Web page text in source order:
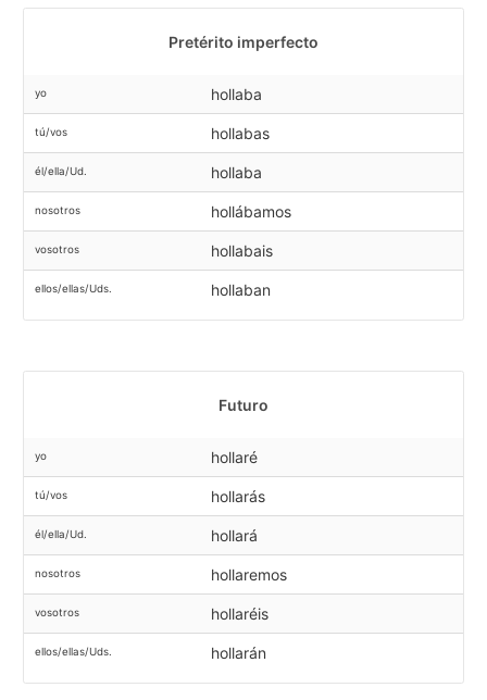
Pretérito imperfecto
yo hollaba
tú/vos hollabas
él/ella/Ud. hollaba
nosotros hollábamos
vosotros hollabais
ellos/ellas/Uds. hollaban
Futuro
yo hollaré
tú/vos hollarás
él/ella/Ud. hollará
nosotros hollaremos
vosotros hollaréis
ellos/ellas/Uds. hollarán